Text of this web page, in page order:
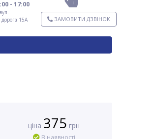
- 17:00
вул.
дорога 15А
ЗАМОВИТИ ДЗВІНОК
ціна 375 грн
В наявності